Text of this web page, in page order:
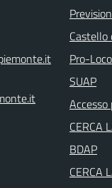
Castello
Pro-Loco
SUAP
CERCA
BDAP
CERCA